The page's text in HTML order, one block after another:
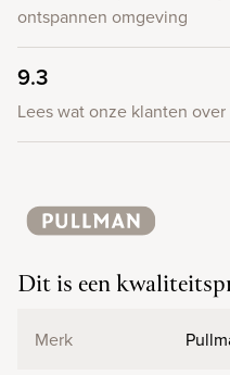
ontspannen omgeving
9.3
Lees wat onze klanten
Dit is een
Merk